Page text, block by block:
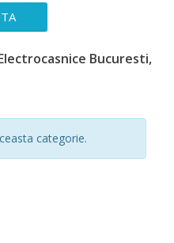
Bucuresti,
categorie.